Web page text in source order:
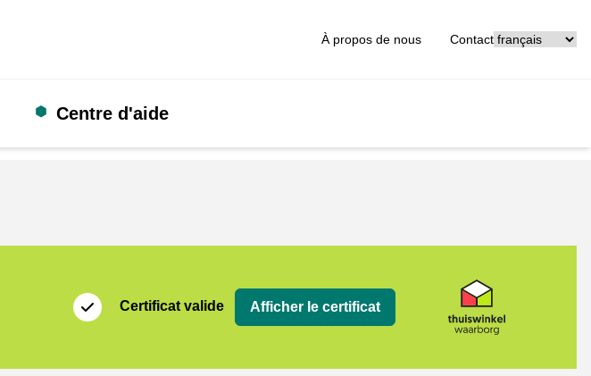
À propos de nous Contact
Centre d'aide
Certificat valide Afficher le certificat